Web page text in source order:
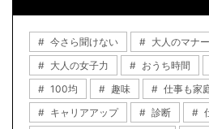
今さら聞けない 大人のマナー
大人の女子力
おうち時間
100均
趣味 仕事も家
キャリアアップ
診断